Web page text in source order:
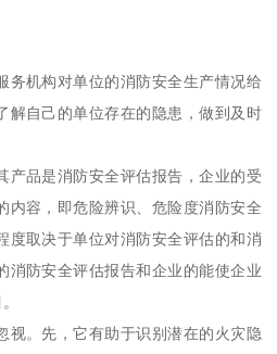
务机构对单位的消防安全生产情况给
解自己的单位存在的隐患，做到及时
产品是消防安全评估报告，企业的受
内容，即危险辨识、危险度消防安全
度取决于单位对消防安全评估的和消
消防安全评估报告和企业的能使企业
视。先，它有助于识别潜在的火灾隐